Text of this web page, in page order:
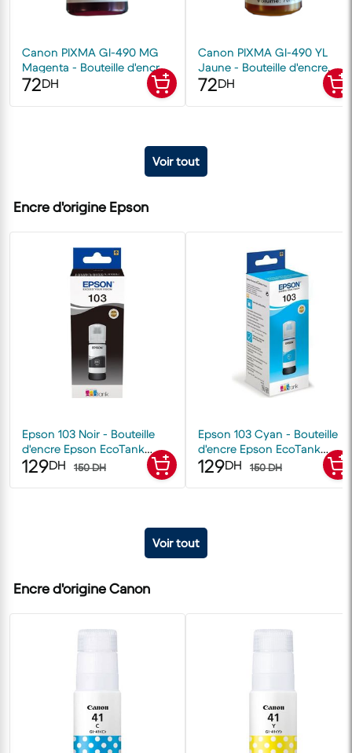
Canon PIXMA Gl-490 MG
Magenta - Bouteille d'encre
compatible EuroToner
72DH
Canon PIXMA Gl-490 YL
Jaune - Bouteille d'encre
compatible EuroToner
72DH
Voir tout
Encre d'origine Epson
Epson 103 Noir - Bouteille
d'encre Epson EcoTank
d'origine
129DH 150 DH
Epson 103 Cyan - Bouteille
d'encre Epson EcoTank
d'origine
129DH 150 DH
Voir tout
Encre d'origine Canon